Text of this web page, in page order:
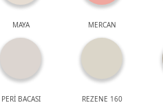
MAYA MERCAN
PERİ BACASI REZENE 160